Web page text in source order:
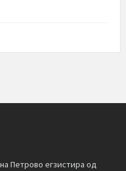
Петрово егзистира од